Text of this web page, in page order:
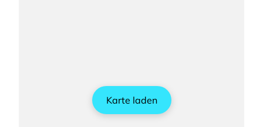
Karte laden